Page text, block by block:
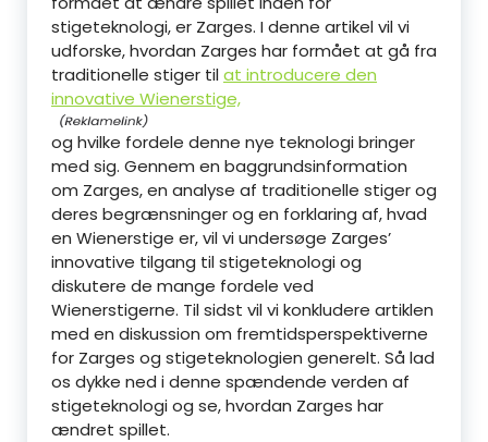
stigeteknologi, er Zarges. I denne artikel vil vi
udforske, hvordan Zarges har formået at gå fra
traditionelle stiger tilat introducere den
innovative Wienerstige,
og hvilke fordele denne nye teknologi bringer
med sig. Gennem en baggrundsinformation
om Zarges, en analyse af traditionelle stiger og
deres begrænsninger og en forklaring af, hvad
en Wienerstige er, vil vi undersøge Zarges’
innovative tilgang til stigeteknologi og
diskutere de mange fordele ved
Wienerstigerne. Til sidst vil vi konkludere artiklen
med en diskussion om fremtidsperspektiverne
for Zarges og stigeteknologien generelt. Så lad
os dykke ned i denne spændende verden af
stigeteknologi og se, hvordan Zarges har
ændret spillet.